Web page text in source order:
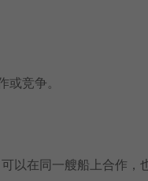
竞争。
以在同一艘船上合作，